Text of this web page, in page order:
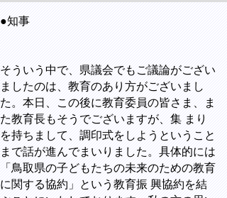
●知事
そういう中で、県議会でもご議論がござい
ましたのは、教育のあり方がございまし
た。本日、この後に教育委員の皆さま、ま
た教育長もそうでございますが、集 まり
を持ちまして、調印式をしようということ
まで話が進んでまいりました。具体的には
「鳥取県の子どもたちの未来のための教育
に関する協約」という教育振 興協約を結